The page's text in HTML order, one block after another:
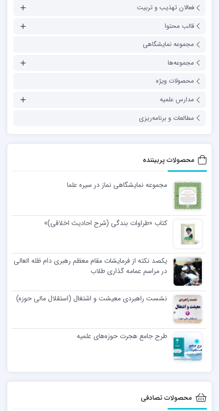
فعالان تهذیب و تربیت
قالب محتوا
مجموعه نمایشگاهی
مجموعه‌ها
محصولات ویژه
مدارس علمیه
مطالعات و برنامه‌ریزی
محصولات پربیننده
مجموعه نمایشگاهی نماز در سیره علما
کتاب «طراوات بندگی (شرح احادیث اخلاقی)»
یکصد نکته از فرمایشات مقام معظم رهبری دام ظله العالی
در مراسم عمامه گذاری طلاب
نشست راهبردی معیشت و اشتغال (استقلال مالی حوزه)
طرح جامع هجرت حوزه‌های علمیه
محصولات تصادفی